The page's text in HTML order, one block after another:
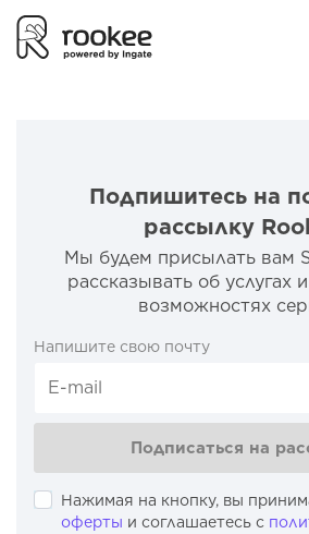
Подпишитесь на
рассылку
Мы будем присылать вам
рассказывать об услугах
возможностях
Напишите свою почту
Подписаться на
Нажимая на кнопку, вы
оферты и соглашаетесь с